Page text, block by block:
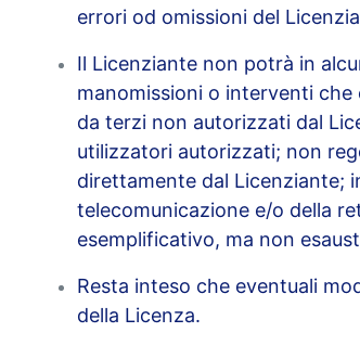
errori od omissioni del
Il Licenziante non potrà in
manomissioni o interventi
da terzi non autorizzati dal
utilizzatori autorizzati; non
direttamente dal Licenziante;
telecomunicazione e/o della
esemplificativo, ma non
Resta inteso che eventuali
della Licenza.